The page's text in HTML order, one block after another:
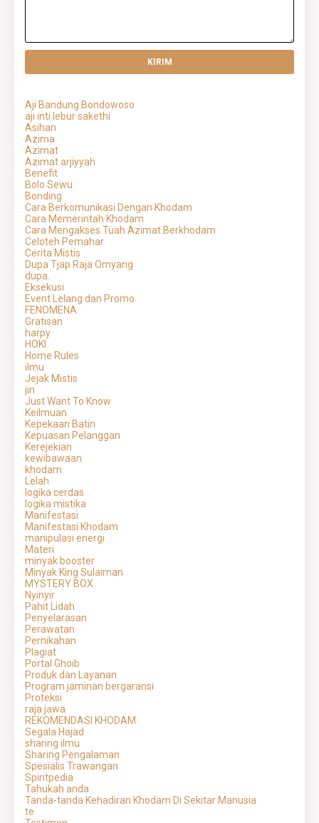
Aji Bandung Bondowoso
aji inti lebur sakethi
Asihan
Azima
Azimat
Azimat arjiyyah
Benefit
Bolo Sewu
Bonding
Cara Berkomunikasi Dengan Khodam
Cara Memerintah Khodam
Cara Mengakses Tuah Azimat Berkhodam
Celoteh Pemahar
Cerita Mistis
Dupa Tjap Raja Omyang
dupa.
Eksekusi
Event Lelang dan Promo
FENOMENA
Gratisan
harpy
HOKI
Home Rules
ilmu
Jejak Mistis
jin
Just Want To Know
Keilmuan
Kepekaan Batin
Kepuasan Pelanggan
Kerejekian
kewibawaan
khodam
Lelah
logika cerdas
logika mistika
Manifestasi
Manifestasi Khodam
manipulasi energi
Materi
minyak booster
Minyak King Sulaiman
MYSTERY BOX
Nyinyir
Pahit Lidah
Penyelarasan
Perawatan
Pernikahan
Plagiat
Portal Ghoib
Produk dan Layanan
Program jaminan bergaransi
Proteksi
raja jawa
REKOMENDASI KHODAM
Segala Hajad
sharing ilmu
Sharing Pengalaman
Spesialis Trawangan
Spiritpedia
Tahukah anda
Tanda-tanda Kehadiran Khodam Di Sekitar Manusia
te